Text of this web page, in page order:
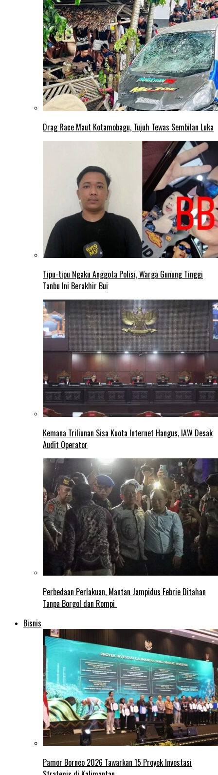
Drag Race Maut Kotamobagu, Tujuh Tewas Sembilan Luka
Tipu-tipu Ngaku Anggota Polisi, Warga Gunung Tinggi
Tanbu Ini Berakhir Bui
Kemana Triliunan Sisa Kuota Internet Hangus, IAW Desak
Audit Operator
Perbedaan Perlakuan, Mantan Jampidus Febrie Ditahan
Tanpa Borgol dan Rompi
Bisnis
Pamor Borneo 2026 Tawarkan 15 Proyek Investasi